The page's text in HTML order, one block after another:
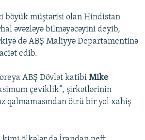
müştərisi olan Hindistan
əvəzləyə bilməyəcəyini deyib,
də ABŞ Maliyyə Departamentinə
edib.
ABŞ Dövlət katibi Mike
çeviklik”, şirkətlərinin
qalmamasından ötrü bir yol xahiş